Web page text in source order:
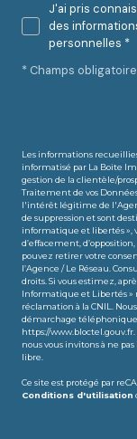
J'ai pris
des
personnelles *
* Champs
Les informations
informatisé par La Boite
gestion de la clientèle/
Traitement de vos
l'intérêt légitime de
de suppression et sont
informatique et libertés »,
d’effacement,
pouvez retirer votre
l’Agence / Le Réseau.
droits. Si vous estimez,
Informatique et Libertés »
réclamation à la CNIL.
démarchage téléphonique
https://www.bloctel.gouv.fr
nous vous invitons à ne
libre.
Ce site est protégé par
Conditions d'utilisation